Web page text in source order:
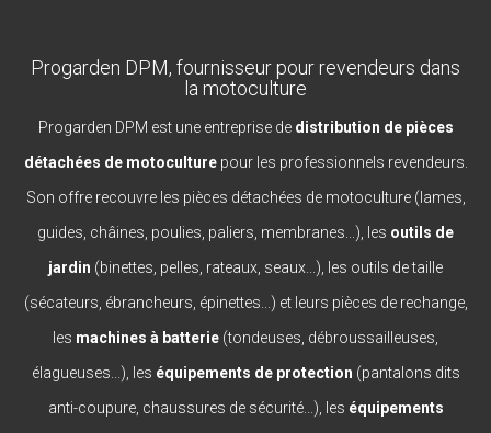
Progarden DPM, fournisseur pour revendeurs dans
la motoculture
Progarden DPM est une entreprise de distribution de pièces
détachées de motoculturepour les professionnels revendeurs.
Son offre recouvre les pièces détachées de motoculture (lames,
guides, châines, poulies, paliers, membranes...), les outils de
jardin (binettes, pelles, rateaux, seaux...), les outils de taille
(sécateurs, ébrancheurs, épinettes...) et leurs pièces de rechange,
les machines à batterie (tondeuses, débroussailleuses,
élagueuses...), les équipements de protection (pantalons dits
anti-coupure, chaussures de sécurité...), les équipements